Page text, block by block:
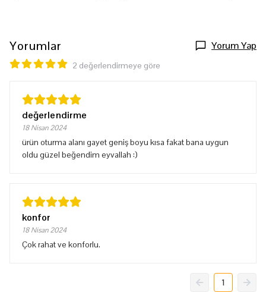
Yorumlar Yorum Yap
2 değerlendirmeye göre
değerlendirme
18 Nisan 2024
ürün oturma alanı gayet geniş boyu kısa fakat bana uygun
oldu güzel beğendim eyvallah :)
konfor
18 Nisan 2024
Çok rahat ve konforlu.
1